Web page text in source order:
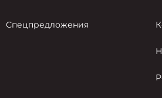
Спецпредложения